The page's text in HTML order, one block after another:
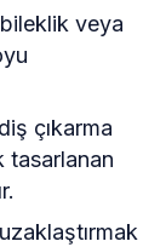
veya
çıkarma
tasarlanan